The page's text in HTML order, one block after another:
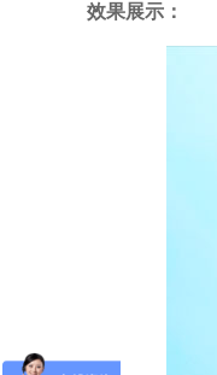
效果展示：